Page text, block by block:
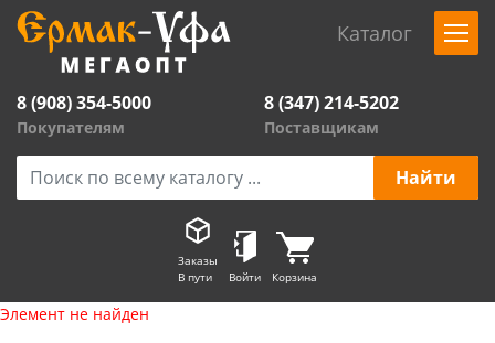
Каталог
8 (908) 354-5000
Покупателям
8 (347) 214-5202
Поставщикам
Заказы
В пути
Войти Корзина
Элемент не найден